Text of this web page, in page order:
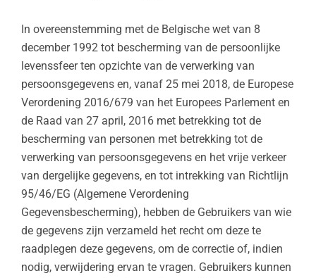
In overeenstemming met de Belgische wet van 8
december 1992 tot bescherming van de persoonlijke
levenssfeer ten opzichte van de verwerking van
persoonsgegevens en, vanaf 25 mei 2018, de Europese
Verordening 2016/679 van het Europees Parlement en
de Raad van 27 april, 2016 met betrekking tot de
bescherming van personen met betrekking tot de
verwerking van persoonsgegevens en het vrije verkeer
van dergelijke gegevens, en tot intrekking van Richtlijn
95/46/EG (Algemene Verordening
Gegevensbescherming), hebben de Gebruikers van wie
de gegevens zijn verzameld het recht om deze te
raadplegen deze gegevens, om de correctie of, indien
nodig, verwijdering ervan te vragen. Gebruikers kunnen